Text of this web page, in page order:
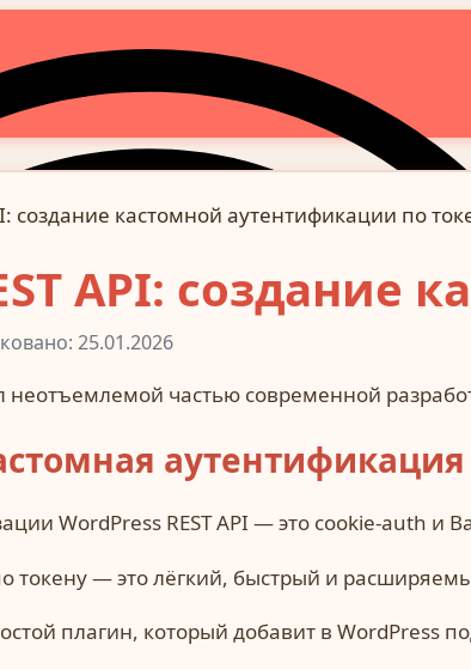
создание кастомной аутентификации по
API: создание
25.01.2026
неотъемлемой частью современной
аутентификация
WordPress REST API — это cookie-auth и
токену — это лёгкий, быстрый и
плагин, который добавит в WordPress